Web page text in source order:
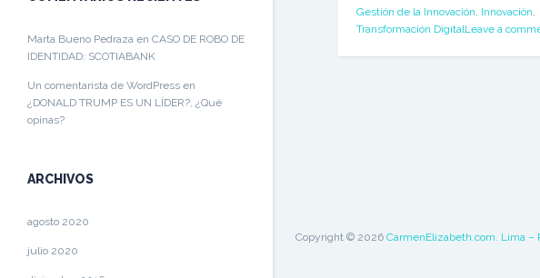
Marta Bueno Pedraza en CASO DE ROBO DE
IDENTIDAD: SCOTIABANK
Un comentarista de WordPress en
¿DONALD TRUMP ES UN LÍDER?, ¿Qué
opinas?
ARCHIVOS
agosto 2020
julio 2020
Gestión de la Innovación, Innovación,
Transformación DigitalLeave a
Copyright © 2026 CarmenElizabeth.com. Lima –